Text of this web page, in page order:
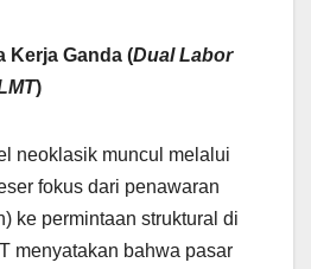
Kerja Ganda (Dual Labor
)
neoklasik muncul melalui
fokus dari penawaran
ke permintaan struktural di
menyatakan bahwa pasar